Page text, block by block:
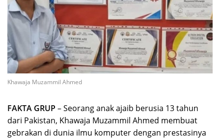
Khawaja Muzammil Ahmed
FAKTA GRUP – Seorang anak ajaib berusia 13 tahun
dari Pakistan, Khawaja Muzammil Ahmed membuat
gebrakan di dunia ilmu komputer dengan prestasinya